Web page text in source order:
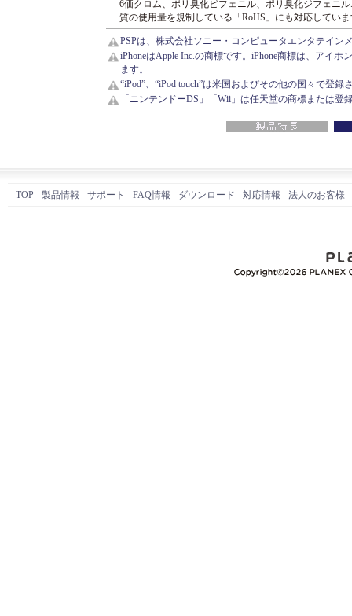
6価クロム、ポリ臭化ビフェニル、ポリ臭化ジフェニ
質の使用量を規制している「RoHS」にも対応してい
PSPは、株式会社ソニー・コンピュータエンタテイン
iPhoneはApple Inc.の商標です。iPhone商標は、アイ
ます。
“iPod”、“iPod touch”は米国およびその他の国々で登
「ニンテンドーDS」「Wii」は任天堂の商標または登
TOP 製品情報 サポート FAQ情報 ダウンロード 対応情報 法人のお客様